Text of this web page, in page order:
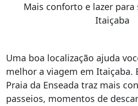
Mais conforto e lazer para
Itaiçaba
Uma boa localização ajuda
melhor a viagem em Itaiçaba.
Praia da Enseada traz mais
passeios, momentos de